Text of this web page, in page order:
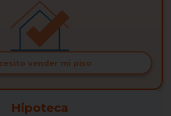
vender mi piso
Hipoteca